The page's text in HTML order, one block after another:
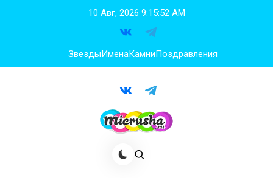
10 Авг, 2026 9:15:53 AM
ЗвездыИменаКамниПоздравления